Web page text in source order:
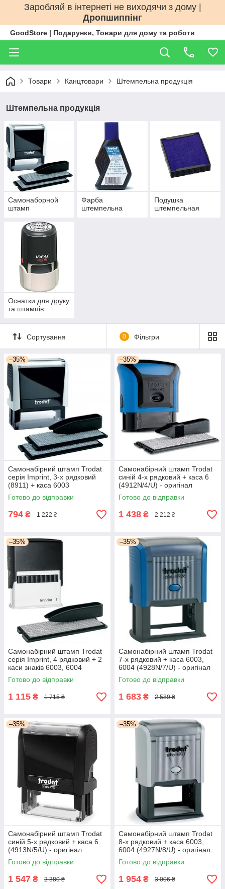
Заробляй в інтернеті не виходячи з дому |
Дропшиппінг
GoodStore | Подарунки, Товари для дому та роботи
Товари Канцтовари Штемпельна продукція
Штемпельна продукція
Самонаборной
штамп
Фарба
штемпельна
Подушка
штемпельная
Оснатки для друку
та штампів
Сортування 0 Фільтри
–35%
Самонабірний штамп Trodat
серія Imprint, 3-х рядковий
(8911) + каса 6003
(8951I/3/U) - оригінал
Готово до відправки
794 ₴ 1 222 ₴
–35%
Самонабірний штамп Trodat
синій 4-х рядковий + каса 6
(4912N/4/U) - оригінал
Готово до відправки
1 438 ₴ 2 212 ₴
–35%
Самонабірний штамп Trodat
серія Imprint, 4 рядковий + 2
каси знаків 6003, 6004
(8952I/4/U) - оригінал
Готово до відправки
1 115 ₴ 1 715 ₴
–35%
Самонабірний штамп Trodat
7-х рядковий + каса 6003,
6004 (4928N/7/U) - оригінал
Готово до відправки
1 683 ₴ 2 589 ₴
–35%
Самонабірний штамп Trodat
синій 5-х рядковий + каса 6
(4913N/5/U) - оригінал
Готово до відправки
1 547 ₴ 2 380 ₴
–35%
Самонабірний штамп Trodat
8-х рядковий + каса 6003,
6004 (4927N/8/U) - оригінал
Готово до відправки
1 954 ₴ 3 006 ₴